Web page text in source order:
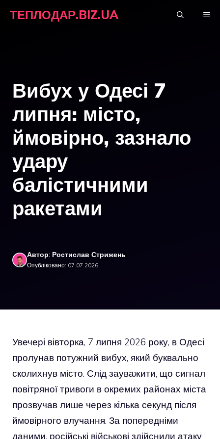
ТЕПЛОДАР.BIZ.UA
Вибух у Одесі 7
липня: місто,
ймовірно, зазнало
удару
балістичними
ракетами
Автор: Ростислав Стрижень
Опубліковано: 07.07.2026
Увечері вівторка, 7 липня 2026 року, в Одесі
пролунав потужний вибух, який буквально
сколихнув місто. Слід зауважити, що сигнал
повітряної тривоги в окремих районах міста
прозвучав лише через кілька секунд після
ймовірного влучання. За попередніми
даними, російські військові здійснили атаку